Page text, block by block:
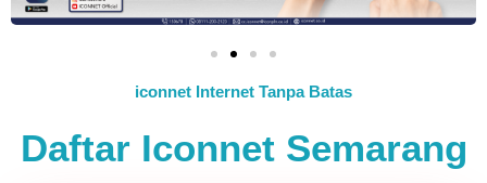
iconnet Internet Tanpa Batas
Daftar Iconnet Semarang